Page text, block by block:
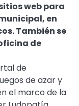
web para
en
También se
de
de
de azar y
el marco de la